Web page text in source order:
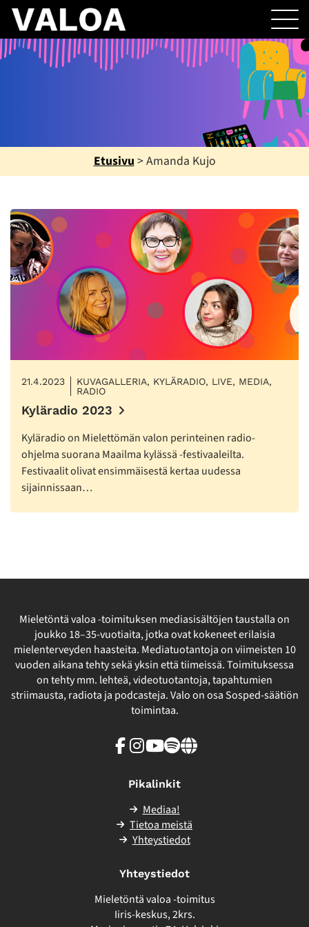
Etusivu > Amanda Kujo
21.4.2023
KUVAGALLERIA, KYLÄRADIO, LIVE, MEDIA,
RADIO
Kyläradio 2023
Kyläradio on Mielettömän valon perinteinen radio-
ohjelma suorana Maailma kylässä -festivaaleilta.
Festivaalit olivat ensimmäisestä kertaa uudessa
sijainnissaan…
Mieletöntä valoa -toimituksen mediasisältöjen taustalla on
joukko 18–35-vuotiaita, jotka ovat kokeneet erilaisia
mielenterveyden haasteita. Mediatuotantoja on viimeisten 10
vuoden aikana tehty sekä yksin että tiimeissä. Toimituksessa
on tehty mm. lehteä, videotuotantoja, tapahtumien
striimausta, radiota ja podcasteja. Valo on osa Sosped-säätiön
toimintaa.
Facebook
Instagram
Youtube
SpotifyLinkki
Pikalinkit
Mediaa!
Tietoa meistä
Yhteystiedot
Yhteystiedot
Mieletöntä valoa -toimitus
Iiris-keskus, 2krs.